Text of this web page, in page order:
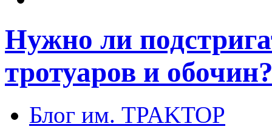
Нужно ли
тротуаров и
Блог им. TPAKTOP